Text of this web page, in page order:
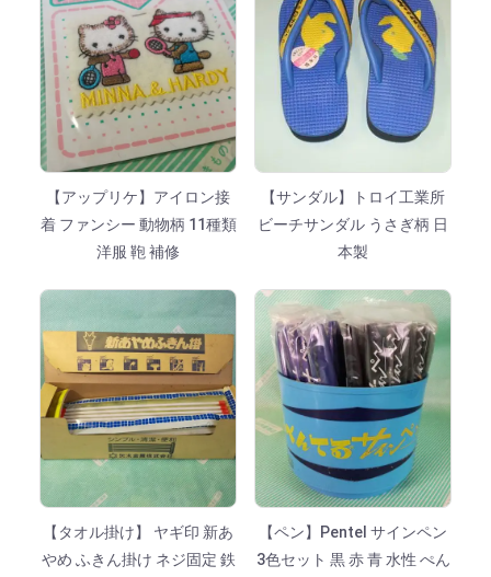
【アップリケ】アイロン接
着 ファンシー 動物柄 11種類
洋服 鞄 補修
【サンダル】トロイ工業所
ビーチサンダル うさぎ柄 日
本製
【タオル掛け】 ヤギ印 新あ
やめ ふきん掛け ネジ固定 鉄
【ペン】Pentel サインペン
3色セット 黒 赤 青 水性 ぺん